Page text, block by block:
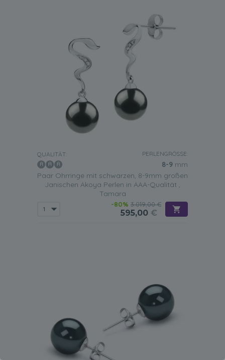
QUALITÄT: PERLENGRÖSSE:
8-9 mm
Paar Ohrringe mit schwarzen, 8-9mm großen
Janischen Akoya Perlen in AAA-Qualität ,
Tamara
-80% 3.019,00 €
595,00 €